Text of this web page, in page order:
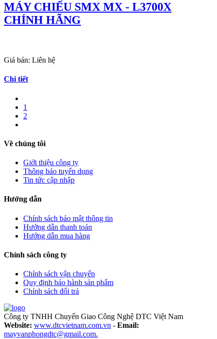
MÁY CHIẾU SMX MX - L3700X
CHÍNH HÃNG
Giá bán: Liên hệ
Chi tiết
1
2
Về chúng tôi
Giới thiệu công ty
Thông báo tuyển dụng
Tin tức cập nhập
Hướng dẫn
Chính sách bảo mật thông tin
Hướng dẫn thanh toán
Hướng dẫn mua hàng
Chính sách công ty
Chính sách vận chuyển
Quy định bảo hành sản phẩm
Chính sách đổi trả
Công ty TNHH Chuyển Giao Công Nghệ DTC Việt Nam
Website: www.dtcvietnam.com.vn - Email:
mayvanphongdtc@gmail.com.